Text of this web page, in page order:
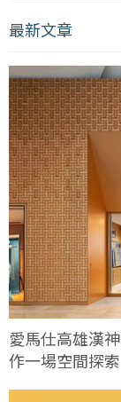
最新文章
愛馬仕高雄漢
作一場空間探索